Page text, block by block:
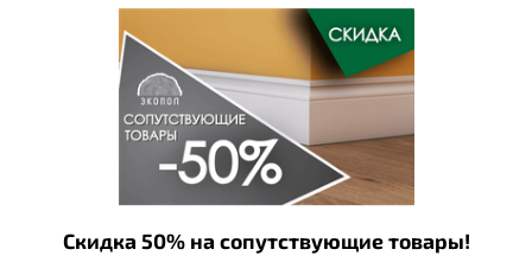
Скидка 50% на сопутствующие товары!